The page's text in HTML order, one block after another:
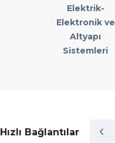
Elektrik-
Elektronik ve
Altyapı
Sistemleri
Hızlı Bağlantılar